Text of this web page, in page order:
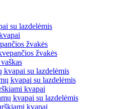
su lazdelėmis
žvakės
žvakės
kvapai su lazdelėmis
kvapai su lazdelėmis
kvapai
kvapai su lazdelėmis
kvapai